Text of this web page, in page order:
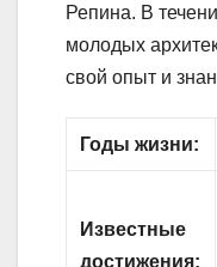
Репина. В
молодых
свой опыт и
Годы жизни:
Известные
достижения: